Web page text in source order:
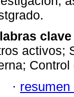
clave
activos;
· resumen